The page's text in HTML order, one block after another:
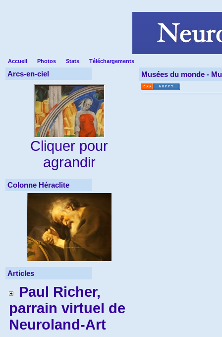
Accueil Photos Stats Téléchargements
Arcs-en-ciel
Cliquer pour
agrandir
Colonne Héraclite
Articles
Paul Richer,
parrain virtuel de
Neuroland-Art
Musées du monde -